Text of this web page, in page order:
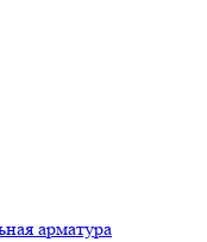
арматура